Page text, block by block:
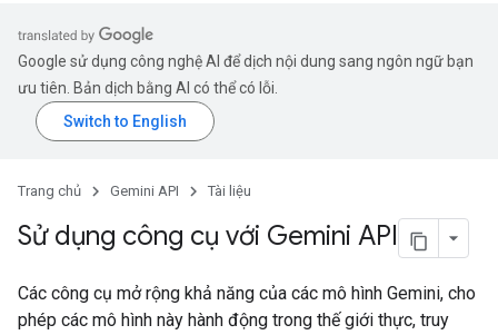
Google sử dụng công nghệ AI để dịch nội dung sang ngôn ngữ bạn
ưu tiên. Bản dịch bằng AI có thể có lỗi.
Trang chủ Gemini API Tài liệu
Sử dụng công cụ với Gemini API
Các công cụ mở rộng khả năng của các mô hình Gemini, cho
phép các mô hình này hành động trong thế giới thực, truy